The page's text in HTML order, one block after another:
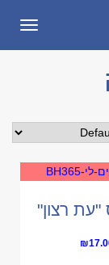
"עת רצון"
₪